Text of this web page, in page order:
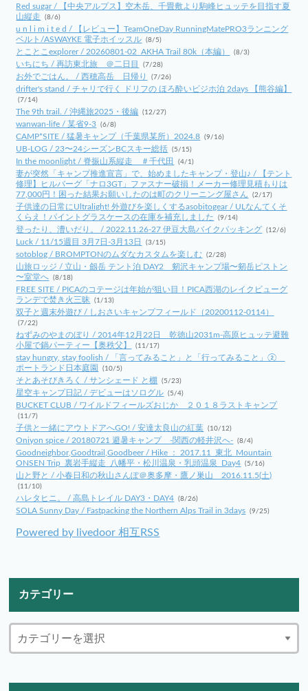
Red sugar / 【中央アルプス】空木岳、千畳敷より駒峰ヒュッテを目指す夏
山縦走
(8/6)
u n l i m i t e d / 【レビュー】TeamOneDay RunningMatePRO3ランニング
ベルト/ASWAYKE 電子ホイッスル (8/5)
とことこexplorer / 20260801-02_AKHA Trail 80k（本編） (8/3)
いちにち / 再訪東北旅 ＠二日目 (7/28)
お外でごはん。 / 西穂高岳 日帰り (7/26)
drifter's stand / チャリで行く ドリフの ほろ酔いビジホ泊 2days 【熊谷編】
(7/14)
The 9th trail. / 沖縄旅2025・後編 (12/27)
wanwan-life / 某省9-3 (6/8)
CAMP*SITE / 猛暑キャンプ（千葉県某所）2024.8 (9/16)
UB-LOG / 23〜24シーズンBCスキー総括 (5/15)
In the moonlight / 脊振山系縦走 ＃千代田 (4/1)
妻が突然「キャンプ推進宣言」で、始めましたキャンプ・登山♪ / 【テント
修理】ヒルバーグ「ナロ3GT」ファスナー破損！メーカー修理見積もりは
77,000円！困った結果お願いしたのは町のクリーニング屋さん
(2/17)
子供達の日常にUltralight! 外遊びを楽しくするasobitogear / ULなんてくそ
くらえ！パイントグラスケースの在庫を補充しました
(9/14)
登ったり、漕いだり。 / 2022.11.26-27 伊豆大島バイクパッキング (12/6)
Luck / 11/15週目 3月7日-3月13日 (3/15)
sotoblog / BROMPTONのムダなカスタムを楽しむ (2/28)
山旅ロッジ / 立山・劔岳 テント泊 DAY2 剱沢キャンプ場〜剱岳ピストン
〜室堂へ (8/18)
FREE SITE / PICAのコテージは年始が狙い目！PICA西湖のレイクビューグ
ランデで焚き火三昧
(1/13)
双子と週末外遊び / しおさいキャンプフィールド（20200112-0114）
(7/22)
ねずみのやまのぼり / 2014年12月22日 乾徳山2031m-高原ヒュッテ避難
小屋で鍋パーティー【奥秩父】
(11/17)
stay hungry, stay foolish / 「言ってみること」と「行ってみること」②
ポートランド日本庭園
(10/5)
そとあそびきろく / サンシェード と棚 (5/23)
星空キャンプ日記 / デビューはソログル (5/4)
BUCKET CLUB / ワイルドフィールズおじか ２０１８ラストキャンプ
(11/7)
子供と一緒にアウトドアへGO! / 安達太良山の紅葉 (10/12)
Oniyon spice / 20180721 避暑キャンプ -関西の軽井沢へ- (8/4)
Goodneighbor,Goodtrail,Goodbeer / Hike ： 2017.11_東北_Mountain
ONSEN Trip_裏岩手縦走_八幡平・松川温泉・乳頭温泉_Day4 (5/16)
山と野と / 小春日和の秋山さんぽ＠奥多摩・鷹ノ巣山 2016.11.5(土)
(11/10)
ハレタヒニ。 / 高島トレイル DAY3・DAY4 (8/26)
SOLA Sunny Day / Fastpacking the Northern Alps Trail in 3days (9/25)
Powered by livedoor 相互RSS
カテゴリー